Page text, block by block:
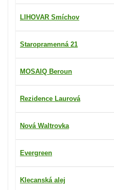
LIHOVAR Smíchov
Staropramenná 21
MOSAIQ Beroun
Rezidence Laurová
Nová Waltrovka
Evergreen
Klecanská alej